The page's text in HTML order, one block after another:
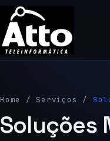
Home / Serviços /
Soluções